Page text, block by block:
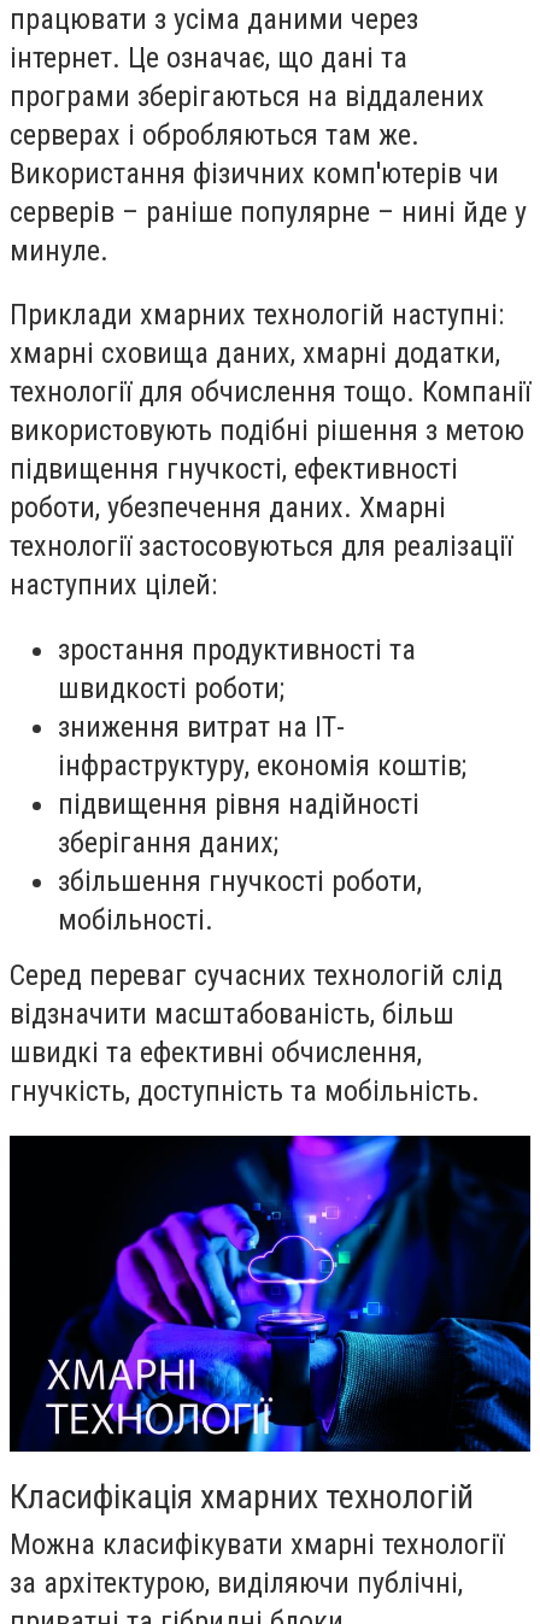
працювати з усіма даними через
інтернет. Це означає, що дані та
програми зберігаються на віддалених
серверах і обробляються там же.
Використання фізичних комп'ютерів чи
серверів – раніше популярне – нині йде у
минуле.
Приклади хмарних технологій наступні:
хмарні сховища даних, хмарні додатки,
технології для обчислення тощо. Компанії
використовують подібні рішення з метою
підвищення гнучкості, ефективності
роботи, убезпечення даних. Хмарні
технології застосовуються для реалізації
наступних цілей:
зростання продуктивності та
швидкості роботи;
зниження витрат на ІТ-
інфраструктуру, економія коштів;
підвищення рівня надійності
зберігання даних;
збільшення гнучкості роботи,
мобільності.
Серед переваг сучасних технологій слід
відзначити масштабованість, більш
швидкі та ефективні обчислення,
гнучкість, доступність та мобільність.
Класифікація хмарних технологій
Можна класифікувати хмарні технології
за архітектурою, виділяючи публічні,